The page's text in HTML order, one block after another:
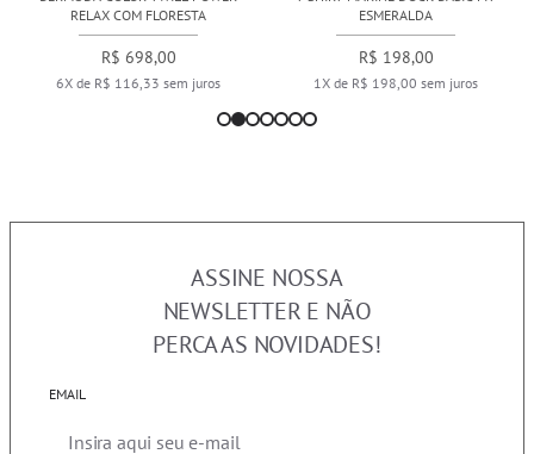
RELAX COM FLORESTA
R$ 698,00
6X de R$ 116,33 sem juros
ESMERALDA
R$ 198,00
1X de R$ 198,00 sem juros
ASSINE NOSSA
NEWSLETTER E NÃO
PERCA AS NOVIDADES!
EMAIL